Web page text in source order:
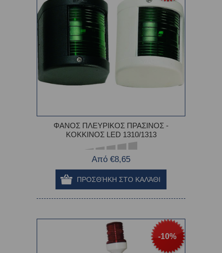
ΦΑΝΟΣ ΠΛΕΥΡΙΚΟΣ ΠΡΑΣΙΝΟΣ -
ΚΟΚΚΙΝΟΣ LED 1310/1313
Από €8,65
-10%